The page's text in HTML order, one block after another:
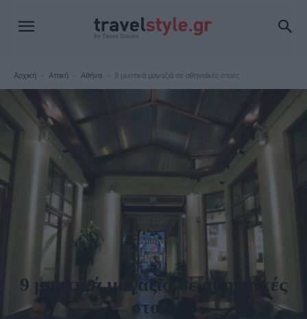
Αρχική Αττική Αθήνα 9 μυστικά μαγαζιά σε αθηναϊκές στοές
Αθήνα
9 μυστικά μαγαζιά σε αθηναϊκές
στοές